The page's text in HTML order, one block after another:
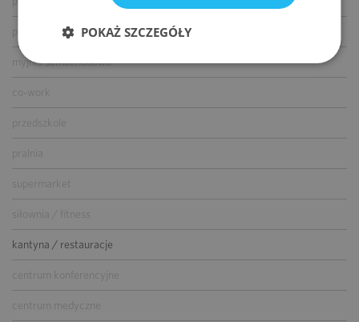
parking dla rowerów
myjnia samochodowa
co-work
supermarket
siłownia / fitness
kantyna / restauracje
centrum konferencyjne
centrum medyczne
POKAŻ SZCZEGÓŁY